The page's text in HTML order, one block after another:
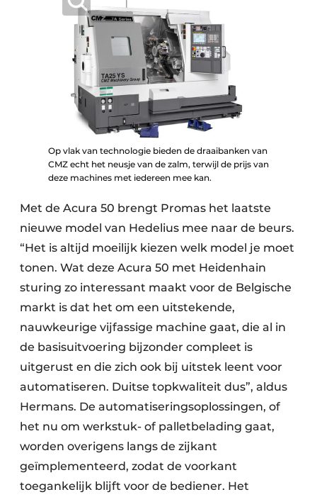
Op vlak van technologie bieden de draaibanken van
CMZ echt het neusje van de zalm, terwijl de prijs van
deze machines met iedereen mee kan.
Met de Acura 50 brengt Promas het laatste
nieuwe model van Hedelius mee naar de beurs.
“Het is altijd moeilijk kiezen welk model je moet
tonen. Wat deze Acura 50 met Heidenhain
sturing zo interessant maakt voor de Belgische
markt is dat het om een uitstekende,
nauwkeurige vijfassige machine gaat, die al in
de basisuitvoering bijzonder compleet is
uitgerust en die zich ook bij uitstek leent voor
automatiseren. Duitse topkwaliteit dus”, aldus
Hermans. De automatiseringsoplossingen, of
het nu om werkstuk- of palletbelading gaat,
worden overigens langs de zijkant
geïmplementeerd, zodat de voorkant
toegankelijk blijft voor de bediener. Het